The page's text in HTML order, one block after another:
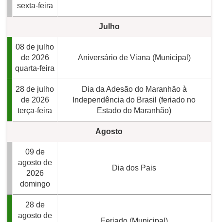
sexta-feira
Julho
08 de julho
de 2026
quarta-feira
Aniversário de Viana (Municipal)
28 de julho
de 2026
terça-feira
Dia da Adesão do Maranhão à
Independência do Brasil (feriado no
Estado do Maranhão)
Agosto
09 de
agosto de
2026
domingo
Dia dos Pais
28 de
agosto de